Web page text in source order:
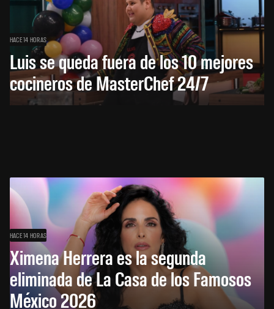
HACE 14 HORAS
Luis se queda fuera de los 10 mejores
cocineros de MasterChef 24/7
HACE 14 HORAS
Ximena Herrera es la segunda
eliminada de La Casa de los Famosos
México 2026